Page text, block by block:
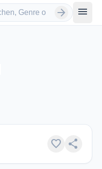
arrow_forward menu
favorite share